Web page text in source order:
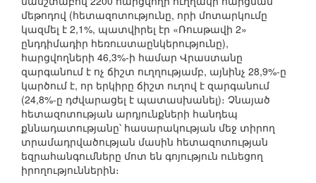
մեթոդով (հետազոտությունը, որի մոտարկումը
կազմել է 2,1%, պատվիրել էր «Ռուսթավի 2»
ընդդիմադիր հեռուստաընկերությունը),
հարցվողների 46,3%-ի համար Վրաստանը
զարգանում է ոչ ճիշտ ուղղությամբ, այնինչ 28,9%-ը
կարծում է, որ երկիրը ճիշտ ուղով է զարգանում
(24,8%-ը դժվարացել է պատասխանել)։ Չնայած
հետազոտության արդյունքների հանդեպ
քննադատությանը՝ հասարակության մեջ տիրող
տրամադրվածության մասին հետազոտության
եզրահանգումները մոտ են գոյություն ունեցող
իրողություններին։